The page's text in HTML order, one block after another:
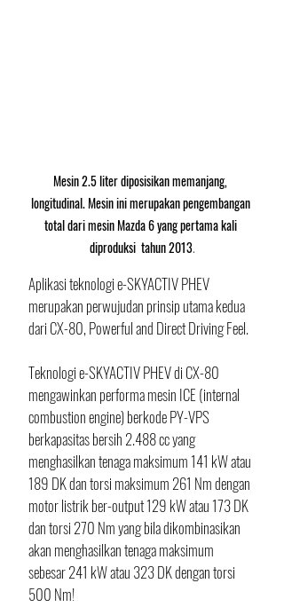
Mesin 2.5 liter diposisikan memanjang,
longitudinal. Mesin ini merupakan pengembangan
total dari mesin Mazda 6 yang pertama kali
diproduksi  tahun 2013.
Aplikasi teknologi e-SKYACTIV PHEV
merupakan perwujudan prinsip utama kedua
dari CX-80, Powerful and Direct Driving Feel.
Teknologi e-SKYACTIV PHEV di CX-80
mengawinkan performa mesin ICE (internal
combustion engine) berkode PY-VPS
berkapasitas bersih 2.488 cc yang
menghasilkan tenaga maksimum 141 kW atau
189 DK dan torsi maksimum 261 Nm dengan
motor listrik ber-output 129 kW atau 173 DK
dan torsi 270 Nm yang bila dikombinasikan
akan menghasilkan tenaga maksimum
sebesar 241 kW atau 323 DK dengan torsi
500 Nm!